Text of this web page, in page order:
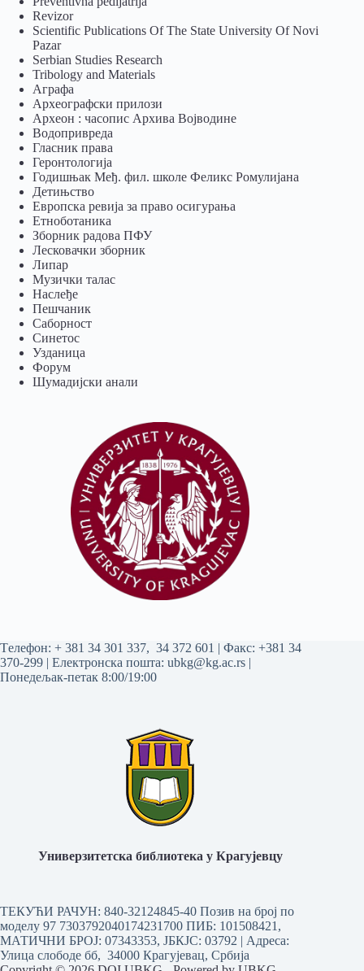
Revizor
Scientific Publications Of The State University Of Novi
Pazar
Serbian Studies Research
Tribology and Materials
Аграфа
Археографски прилози
Археон : часопис Архива Војводине
Водопривреда
Гласник права
Геронтологија
Годишњак Међ. фил. школе Феликс Ромулијана
Детињство
Европска ревија за право осигурања
Eтноботаника
Зборник радова ПФУ
Лесковачки зборник
Липар
Музички талас
Наслеђе
Пешчаник
Саборност
Синетос
Узданица
Форум
Шумадијски анали
Tелефон: + 381 34 301 337, 34 372 601 | Факс: +381 34
370-299 | Електронска пошта: ubkg@kg.ac.rs |
Понедељак-петак 8:00/19:00
Универзитетска библиотека у Крагујевцу
ТЕКУЋИ РАЧУН: 840-32124845-40 Позив на број по
моделу 97 7303792040174231700 ПИБ: 101508421,
МАТИЧНИ БРОЈ: 07343353, ЈБКЈС: 03792 | Aдреса:
Улица слободе бб, 34000 Крагујевац, Србија